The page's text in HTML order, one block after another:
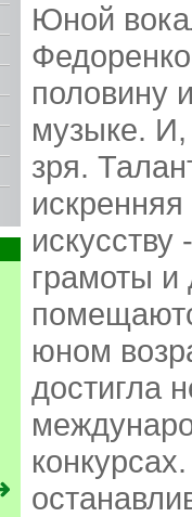
Юной
половину
музыке. И,
зря.
грамоты и
юном
достигла